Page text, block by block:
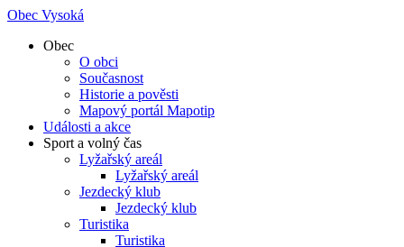
Obec Vysoká
Obec
O obci
Současnost
Historie a pověsti
Mapový portál Mapotip
Události a akce
Sport a volný čas
Lyžařský areál
Lyžařský areál
Jezdecký klub
Jezdecký klub
Turistika
Turistika